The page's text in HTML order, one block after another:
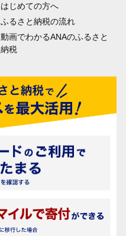
はじめての方へ
ふるさと納税の流れ
動画でわかるANAのふるさと
納税